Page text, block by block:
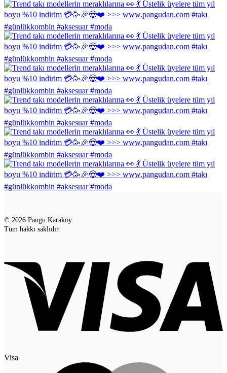
© 2026 Pangu Karaköy.
Tüm hakkı saklıdır.
Visa